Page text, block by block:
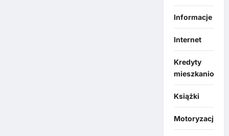
Informacje
Internet
Kredyty
mieszkaniowe
Książki
Motoryzacja